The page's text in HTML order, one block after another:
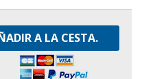
A LA CESTA.